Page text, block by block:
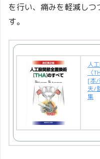
を行い、痛みを軽減し
す。
人
〈
[本/
夫/
集